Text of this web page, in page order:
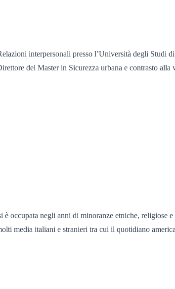
interpersonali presso l’Università degli Studi
del Master in Sicurezza urbana e contrasto alla
occupata negli anni di minoranze etniche, religiose
media italiani e stranieri tra cui il quotidiano